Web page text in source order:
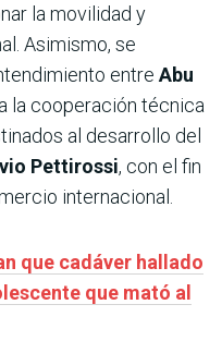
la movilidad y
Asimismo, se
entre Abu
la cooperación técnica
al desarrollo del
Pettirossi, con el fin
internacional.
que cadáver hallado
que mató al